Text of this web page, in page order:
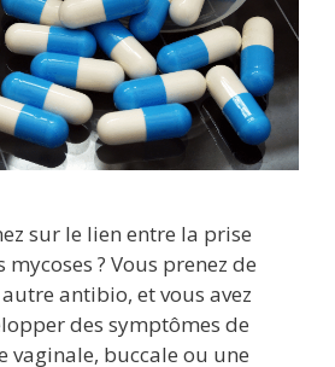
sur le lien entre la prise
? Vous prenez de
antibio, et vous avez
des symptômes de
vaginale, buccale ou une